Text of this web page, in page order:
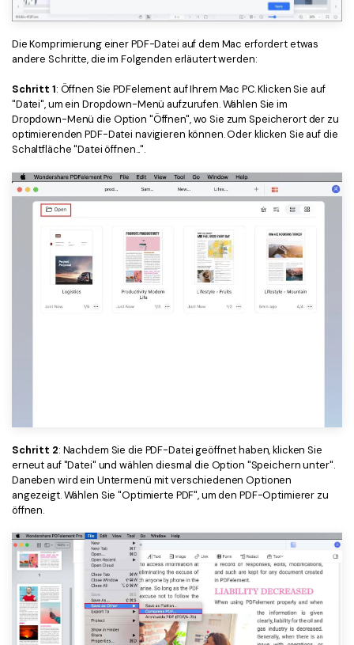
Die Komprimierung einer PDF-Datei auf dem Mac erfordert etwas
andere Schritte, die im Folgenden erläutert werden:
Schritt 1: Öffnen Sie PDFelement auf Ihrem Mac PC. Klicken Sie auf
"Datei", um ein Dropdown-Menü aufzurufen. Wählen Sie im
Dropdown-Menü die Option "Öffnen", wo Sie zum Speicherort der zu
optimierenden PDF-Datei navigieren können. Oder klicken Sie auf die
Schaltfläche "Datei öffnen...".
Schritt 2: Nachdem Sie die PDF-Datei geöffnet haben, klicken Sie
erneut auf "Datei" und wählen diesmal die Option "Speichern unter".
Daneben wird ein Untermenü mit verschiedenen Optionen
angezeigt. Wählen Sie "Optimierte PDF", um den PDF-Optimierer zu
öffnen.